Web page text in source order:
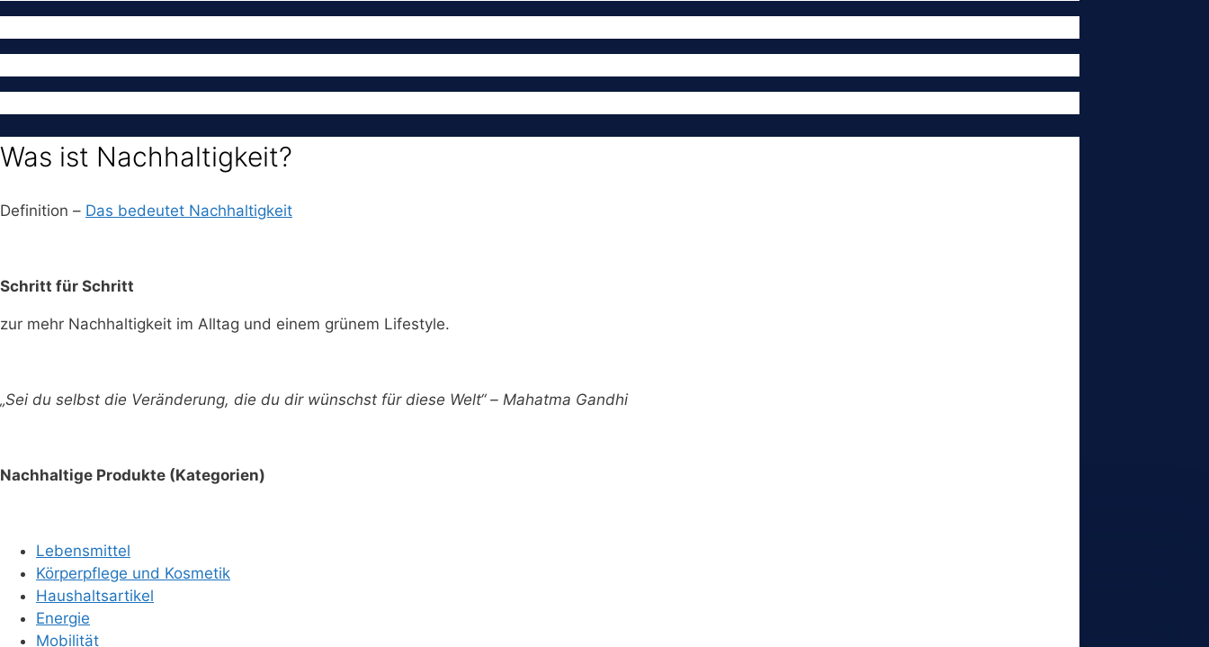
Was ist Nachhaltigkeit?
Definition – Das bedeutet Nachhaltigkeit
Schritt für Schritt
zur mehr Nachhaltigkeit im Alltag und einem grünem Lifestyle.
„Sei du selbst die Veränderung, die du dir wünschst für diese Welt“ – Mahatma Gandhi
Nachhaltige Produkte (Kategorien)
Lebensmittel
Körperpflege und Kosmetik
Haushaltsartikel
Energie
Mobilität